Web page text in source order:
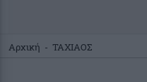
Αρχική - ΤΑΧΙΑΟΣ